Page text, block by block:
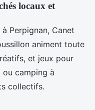
locaux et
Perpignan, Canet
animent toute
et jeux pour
ou camping à
collectifs.